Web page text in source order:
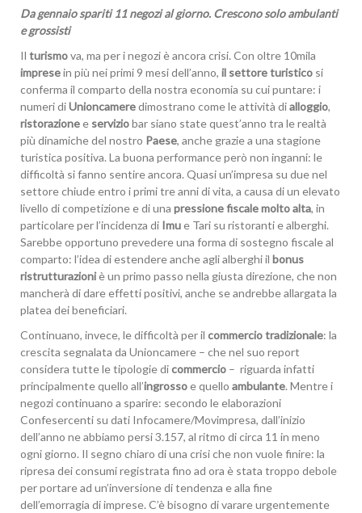
Da gennaio spariti 11 negozi al giorno. Crescono solo ambulanti
e grossisti
Il turismova, ma per i negozi è ancora crisi. Con oltre 10mila
impresein più nei primi 9 mesi dell’anno, il settore turistico si
conferma il comparto della nostra economia su cui puntare: i
numeri diUnioncameredimostrano come le attività dialloggio,
ristorazionee serviziobar siano state quest’anno tra le realtà
più dinamiche del nostro Paese, anche grazie a una stagione
turistica positiva. La buona performance però non inganni: le
difficoltà si fanno sentire ancora. Quasi un’impresa su due nel
settore chiude entro i primi tre anni di vita, a causa di un elevato
livello di competizione e di una pressione fiscale molto alta, in
particolare per l’incidenza di Imue Tari su ristoranti e alberghi.
Sarebbe opportuno prevedere una forma di sostegno fiscale al
comparto: l’idea di estendere anche agli alberghi il bonus
ristrutturazioniè un primo passo nella giusta direzione, che non
mancherà di dare effetti positivi, anche se andrebbe allargata la
platea dei beneficiari.
Continuano, invece, le difficoltà per il commercio tradizionale: la
crescita segnalata da Unioncamere – che nel suo report
considera tutte le tipologie dicommercio – riguarda infatti
principalmente quello all’ingrossoe quello ambulante. Mentre i
negozi continuano a sparire: secondo le elaborazioni
Confesercenti su dati Infocamere/Movimpresa, dall’inizio
dell’anno ne abbiamo persi 3.157, al ritmo di circa 11 in meno
ogni giorno. Il segno chiaro di una crisi che non vuole finire: la
ripresa dei consumi registrata fino ad ora è stata troppo debole
per portare ad un’inversione di tendenza e alla fine
dell’emorragia di imprese. C’è bisogno di varare urgentemente